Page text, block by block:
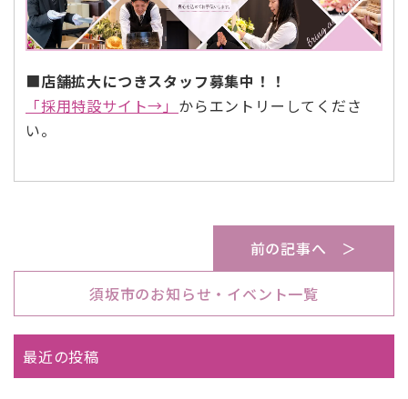
■店舗拡大につきスタッフ募集中！！
「採用特設サイト→」 からエントリーしてくださ
い。
須坂市のお知らせ・イベント一覧
前の記事へ ＞
最近の投稿